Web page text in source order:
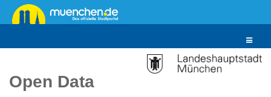
Überspringen
zum
Toggle
Open Data